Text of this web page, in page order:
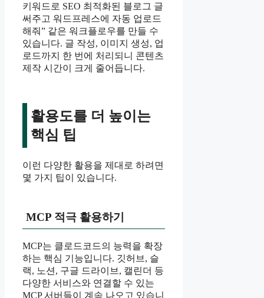
키워드로 SEO 최적화된 블로그 글
써주고 워드프레스에 자동 업로드
해줘” 같은 워크플로우를 만들 수
있습니다. 글 작성, 이미지 생성, 업
로드까지 한 번에 처리되니 콘텐츠
제작 시간이 크게 줄어듭니다.
활용도를 더 높이는
핵심 팁
이런 다양한 활용을 제대로 하려면
몇 가지 팁이 있습니다.
MCP 적극 활용하기
MCP는 클로드코드의 능력을 확장
하는 핵심 기능입니다. 깃허브, 슬
랙, 노션, 구글 드라이브, 캘린더 등
다양한 서비스와 연결할 수 있는
MCP 서버들이 계속 나오고 있습니